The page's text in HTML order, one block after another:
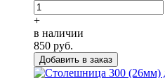
+
в наличии
850 руб.